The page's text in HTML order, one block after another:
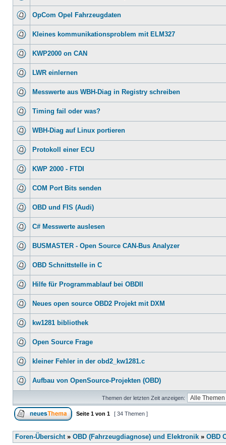
OpCom Opel Fahrzeugdaten
Kleines kommunikationsproblem mit ELM327
KWP2000 on CAN
LWR einlernen
Messwerte aus WBH-Diag in Registry schreiben
Timing fail oder was?
WBH-Diag auf Linux portieren
Protokoll einer ECU
KWP 2000 - FTDI
COM Port Bits senden
OBD und FIS (Audi)
C# Messwerte auslesen
BUSMASTER - Open Source CAN-Bus Analyzer
OBD Schnittstelle in C
Hilfe für Programmablauf bei OBDII
Neues open source OBD2 Projekt mit DXM
kw1281 bibliothek
Open Source Frage
kleiner Fehler in der obd2_kw1281.c
Aufbau von OpenSource-Projekten (OBD)
Themen der letzten Zeit anzeigen:
Seite 1 von 1 [ 34 Themen ]
Foren-Übersicht» OBD (Fahrzeugdiagnose) und Elektronik » OBD